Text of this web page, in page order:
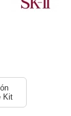
Kit